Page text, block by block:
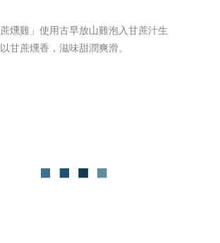
蔗燻雞」使用古早放山雞泡入甘蔗汁生
甘蔗燻香，滋味甜潤爽滑。